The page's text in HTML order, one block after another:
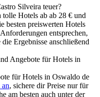
Silveira teuer?
Hotels ab ab 28 € und
besten preiswerten Hotels
entsprechen,
Ergebnisse anschließend
Angebote für Hotels in
für Hotels in Oswaldo de
, sichere dir Preise nur für
am besten auch unter der